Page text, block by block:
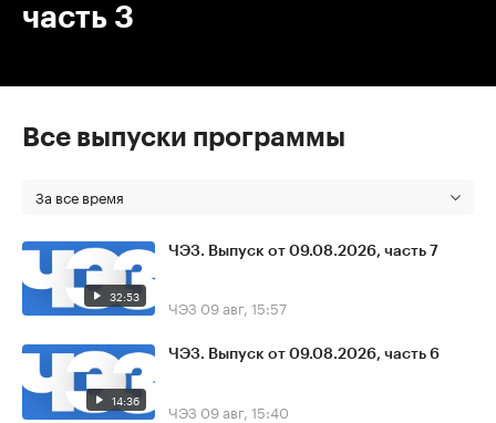
часть 3
Все выпуски программы
За все время
32:53
ЧЭЗ. Выпуск от 09.08.2026, часть 7
ЧЭЗ 09 авг, 15:57
14:36
ЧЭЗ. Выпуск от 09.08.2026, часть 6
ЧЭЗ 09 авг, 15:40